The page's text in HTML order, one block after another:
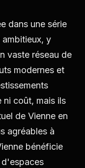
dans une série
y
vaste réseau de
modernes et
ni coût, mais ils
de Vienne en
agréables à
bénéficie